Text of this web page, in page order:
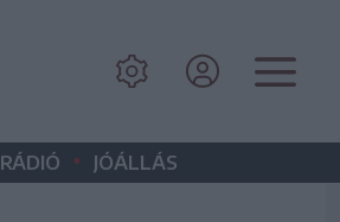
RÁDIÓ • JÓÁLLÁS